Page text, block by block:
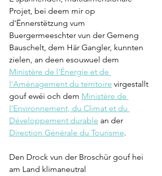
Projet, bei deem mir op
d'Ënnerstëtzung vum
Buergermeeschter vun der Gemeng
Bauschelt, dem Här Gangler, kunnten
zielen, an deen esouwuel dem
Ministère de l'Énergie et de
l'Aménagement du territoire virgestallt
gouf ewéi och dem Ministère de
l’Environnement, du Climat et du
Développement durable an der
Direction Générale du Tourisme.
Den Drock vun der Broschür gouf hei
am Land klimaneutral